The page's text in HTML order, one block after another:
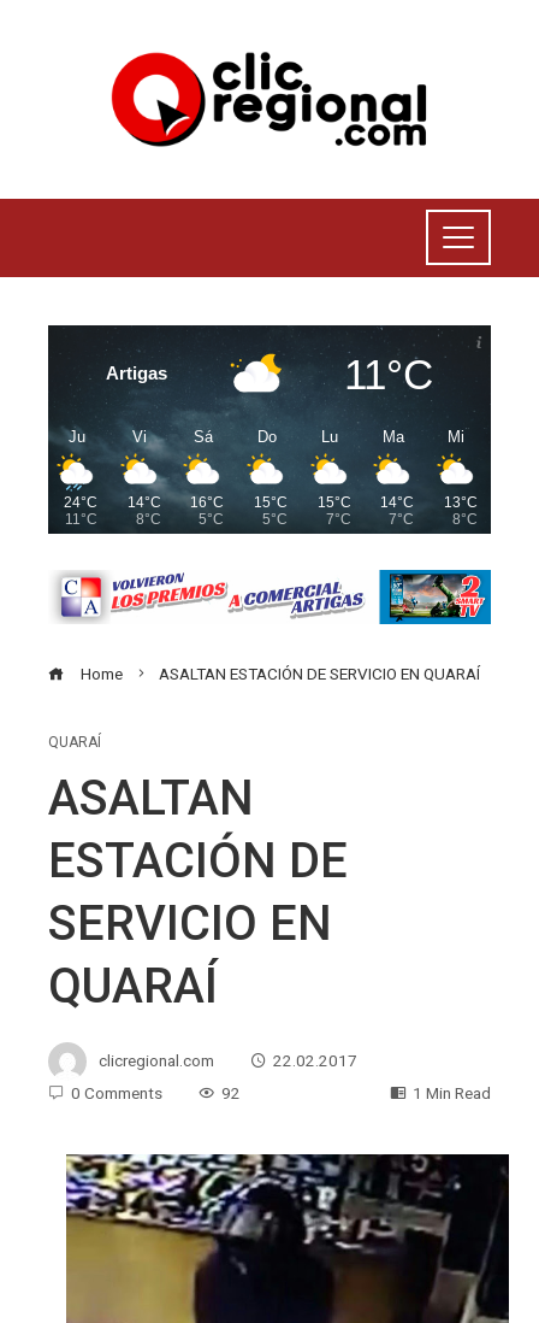
Artigas 11°C
Ju
24°C
11°C
Vi
14°C
8°C
Sá
16°C
5°C
Do
15°C
5°C
Lu
15°C
7°C
Ma
14°C
7°C
Mi
13°C
8°C
Home ASALTAN ESTACIÓN DE SERVICIO EN QUARAÍ
QUARAÍ
ASALTAN
ESTACIÓN DE
SERVICIO EN
QUARAÍ
clicregional.com
22.02.2017
0 Comments
92 1 Min Read